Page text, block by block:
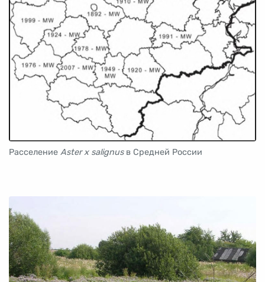
Расселение Aster x salignusв Средней России